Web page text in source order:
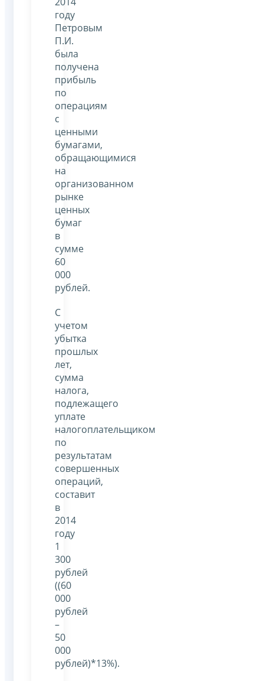
году
Петровым
П.И.
была
получена
прибыль
по
операциям
с
ценными
бумагами,
обращающимися
на
организованном
рынке
ценных
бумаг
в
сумме
60
000
рублей.
С
учетом
убытка
прошлых
лет,
сумма
налога,
подлежащего
уплате
налогоплательщиком
по
результатам
совершенных
операций,
составит
в
2014
году
1
300
рублей
((60
000
рублей
–
50
000
рублей)*13%).